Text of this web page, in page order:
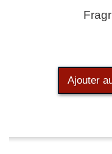
Ajouter